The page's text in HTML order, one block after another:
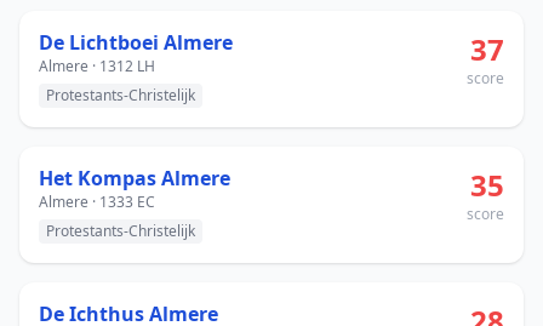
De Lichtboei Almere
Almere · 1312 LH
Protestants-Christelijk
37
score
Het Kompas Almere
Almere · 1333 EC
Protestants-Christelijk
35
score
De Ichthus Almere